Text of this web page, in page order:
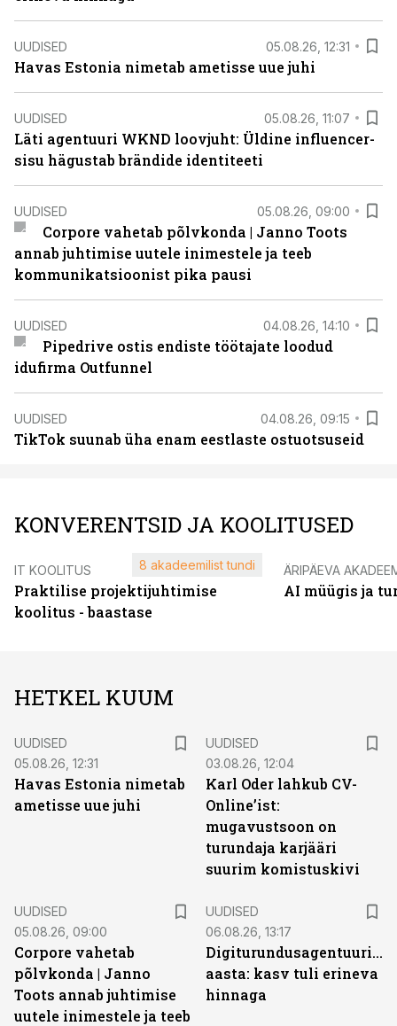
UUDISED 05.08.26, 12:31
Havas Estonia nimetab ametisse uue juhi
UUDISED 05.08.26, 11:07
Läti agentuuri WKND loovjuht: Üldine influencer-
sisu hägustab brändide identiteeti
UUDISED 05.08.26, 09:00
Corpore vahetab põlvkonda | Janno Toots
annab juhtimise uutele inimestele ja teeb
kommunikatsioonist pika pausi
UUDISED 04.08.26, 14:10
Pipedrive ostis endiste töötajate loodud
idufirma Outfunnel
UUDISED 04.08.26, 09:15
TikTok suunab üha enam eestlaste ostuotsuseid
KONVERENTSID JA KOOLITUSED
IT KOOLITUS
Praktilise projektijuhtimise
koolitus - baastase
8 akadeemilist tundi ÄRIPÄEVA
AI müügis ja
HETKEL KUUM
UUDISED
05.08.26, 12:31
Havas Estonia nimetab
ametisse uue juhi
UUDISED
03.08.26, 12:04
Karl Oder lahkub CV-
Online’ist:
mugavustsoon on
turundaja karjääri
suurim komistuskivi
UUDISED
05.08.26, 09:00
Corpore vahetab
põlvkonda | Janno
Toots annab juhtimise
uutele inimestele ja teeb
UUDISED
06.08.26, 13:17
Digiturundusagentuuride
aasta: kasv tuli erineva
hinnaga